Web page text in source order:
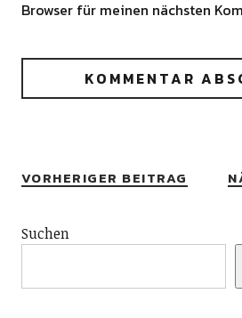
Browser für meinen nächsten
VORHERIGER BEITRAG
Suchen